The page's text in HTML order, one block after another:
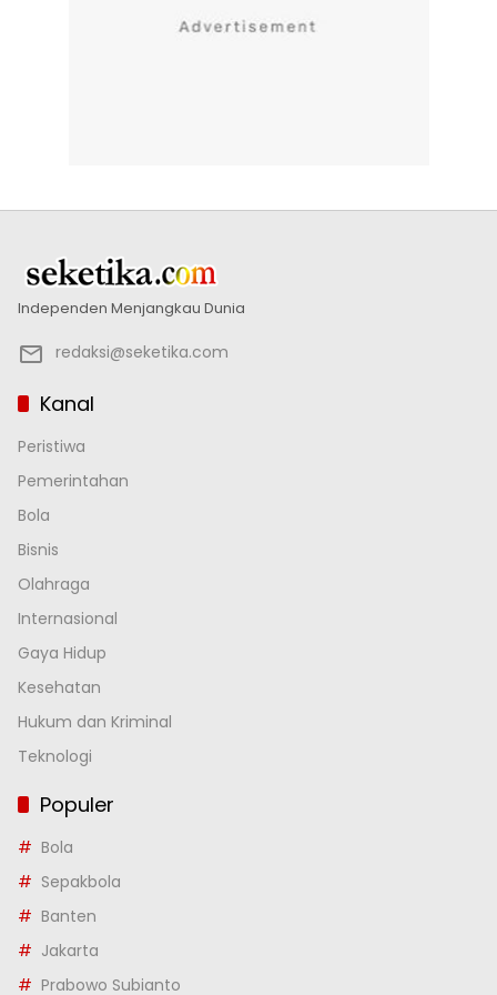
Independen Menjangkau Dunia
redaksi@seketika.com
Kanal
Peristiwa
Pemerintahan
Bola
Bisnis
Olahraga
Internasional
Gaya Hidup
Kesehatan
Hukum dan Kriminal
Teknologi
Populer
Bola
Sepakbola
Banten
Jakarta
Prabowo Subianto